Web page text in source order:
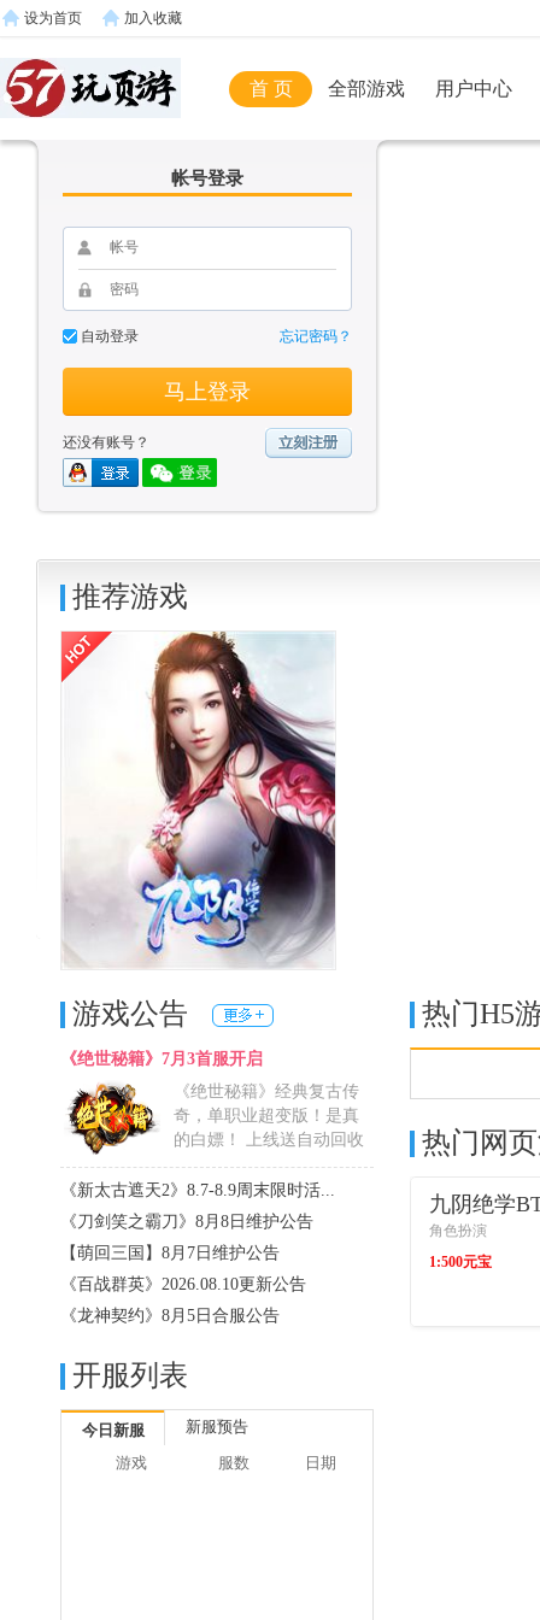
设为首页 加入收藏
首 页 全部游戏 用户中心
帐号登录
自动登录 忘记密码？
马上登录
还没有账号？
推荐游戏
进入游戏 充值 官网
游戏公告
《绝世秘籍》7月3首服开启
《绝世秘籍》经典复古传
奇，单职业超变版！是真
的白嫖！ 上线送自动回收
+范...... 详细>>
《新太古遮天2》8.7-8.9周末限时活...
《刀剑笑之霸刀》8月8日维护公告
【萌回三国】8月7日维护公告
《百战群英》2026.08.10更新公告
《龙神契约》8月5日合服公告
开服列表
今日新服
新服预告
游戏
服数 日期
热门H5
热门网
九阴绝学
角色扮演
1:500元宝